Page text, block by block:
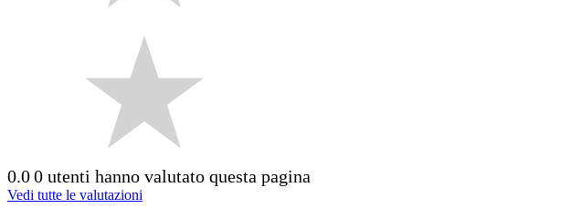
0.00 utenti hanno valutato questa pagina
Vedi tutte le valutazioni